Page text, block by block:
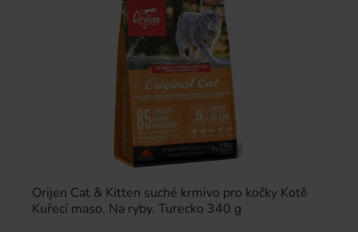
Orijen Cat & Kitten suché krmivo pro kočky Kotě
Kuřecí maso, Na ryby, Turecko 340 g